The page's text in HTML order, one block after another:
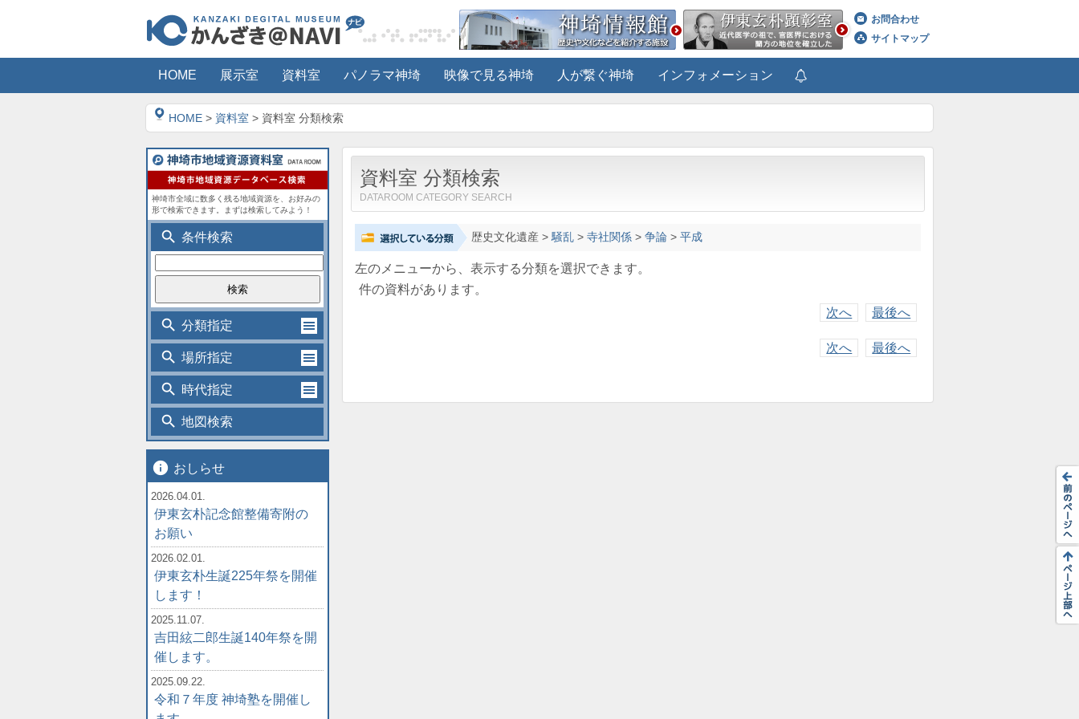
お問合わせ
サイトマップ
HOME 展示室 資料室 パノラマ神埼 映像で見る神埼 人が繋ぐ神埼 インフォメーション
HOME > 資料室 > 資料室 分類検索
資料室 分類検索
DATAROOM CATEGORY SEARCH
歴史文化遺産>騒乱> 寺社関係> 争論> 平成
左のメニューから、表示する分類を選択できます。
件の資料があります。
次へ
最後へ
次へ 最後へ
神埼市全域に数多く残る地域資源を、お好みの
形で検索できます。まずは検索してみよう！
search 条件検索
search 分類指定
search 場所指定
search 時代指定
search 地図検索
info おしらせ
2026.04.01.
伊東玄朴記念館整備寄附の
お願い
2026.02.01.
伊東玄朴生誕225年祭を開催
します！
2025.11.07.
吉田絃二郎生誕140年祭を開
催します。
2025.09.22.
令和７年度 神埼塾を開催し